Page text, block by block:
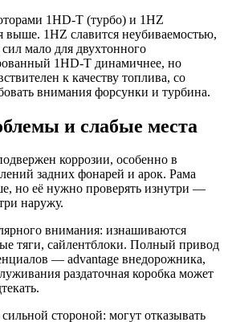
1HD-T (турбо) и 1HZ
выше. 1HZ славится неубиваемостью,
мало для двухтонного
1HD-T динамичнее, но
к качеству топлива, со
внимания форсунки и турбина.
и слабые места
коррозии, особенно в
задних фонарей и арок. Рама
но её нужно проверять изнутри —
наружу.
внимания: изнашиваются
тяги, сайлентблоки. Полный привод
— advantage внедорожника,
раздаточная коробка может
стороной: могут отказывать